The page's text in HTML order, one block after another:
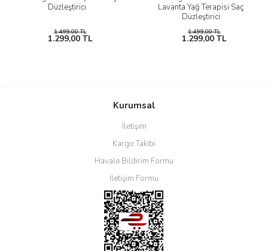
Düzleştirici
1.499,00 TL
1.299,00 TL
Lavanta Yağ Terapisi Saç
Düzleştirici
1.499,00 TL
1.299,00 TL
Kurumsal
İletişim
Kargo Takibi
Havale Bildirim Formu
İletişim Formu